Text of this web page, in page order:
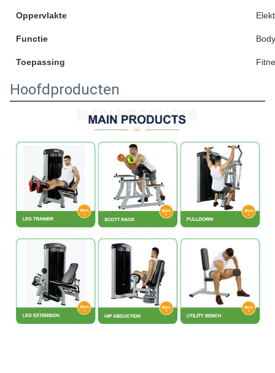
Oppervlakte
Functie
Toepassing
Hoofdproducten